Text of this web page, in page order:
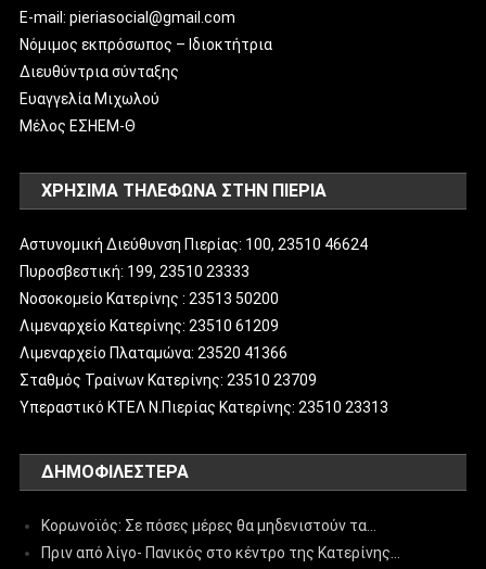
E-mail: pieriasocial@gmail.com
Νόμιμος εκπρόσωπος – Ιδιοκτήτρια
Διευθύντρια σύνταξης
Ευαγγελία Μιχωλού
Μέλος ΕΣΗΕΜ-Θ
ΧΡΗΣΙΜΑ ΤΗΛΕΦΩΝΑ ΣΤΗΝ ΠΙΕΡΙΑ
Αστυνομική Διεύθυνση Πιερίας: 100, 23510 46624
Πυροσβεστική: 199, 23510 23333
Νοσοκομείο Κατερίνης : 23513 50200
Λιμεναρχείο Κατερίνης: 23510 61209
Λιμεναρχείο Πλαταμώνα: 23520 41366
Σταθμός Τραίνων Κατερίνης: 23510 23709
Υπεραστικό ΚΤΕΛ Ν.Πιερίας Κατερίνης: 23510 23313
ΔΗΜΟΦΙΛΈΣΤΕΡΑ
Κορωνοϊός: Σε πόσες μέρες θα μηδενιστούν τα…
Πριν από λίγο- Πανικός στο κέντρο της Κατερίνης…